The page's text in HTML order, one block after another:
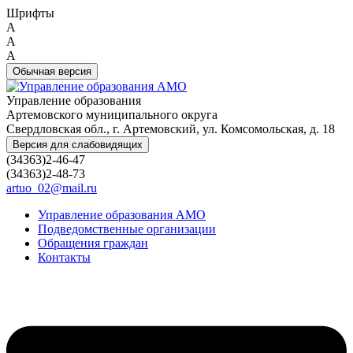
Шрифты
A
A
A
Обычная версия
Управление образования
Артемовского муниципального округа
Свердловская обл., г. Артемовский, ул. Комсомольская, д. 18
Версия для слабовидящих
(34363)2-46-47
(34363)2-48-73
artuo_02@mail.ru
Управление образования АМО
Подведомственные организации
Обращения граждан
Контакты